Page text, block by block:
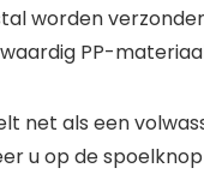
worden
PP-
net als een
u op de spoelknop